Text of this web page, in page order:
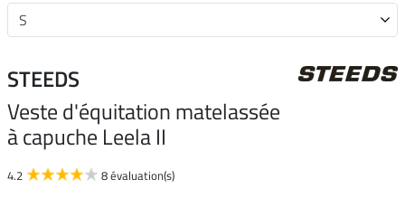
STEEDS
Veste d'équitation matelassée
à capuche Leela II
4.2 8 évaluation(s)